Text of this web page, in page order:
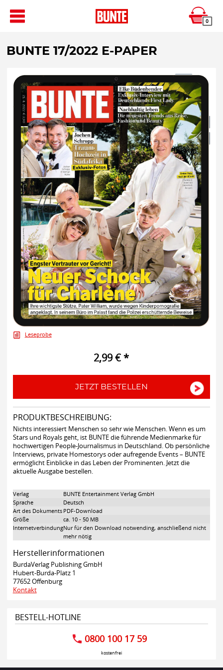
0
BUNTE 17/2022 E-PAPER
Leseprobe
2,99 € *
JETZT BESTELLEN
PRODUKTBESCHREIBUNG:
Nichts interessiert Menschen so sehr wie Menschen. Wenn es um
Stars und Royals geht, ist BUNTE die führende Medienmarke für
hochwertigen People-Journalismus in Deutschland. Ob persönliche
Interviews, private Homestorys oder aufregende Events – BUNTE
ermöglicht Einblicke in das Leben der Prominenten. Jetzt die
aktuelle Ausgabe bestellen.
Verlag
BUNTE Entertainment Verlag GmbH
Sprache
Deutsch
Art des Dokuments PDF-Download
Größe
ca. 10 - 50 MB
InternetverbindungNur für den Download notwending, anschließend nicht
mehr nötig
Herstellerinformationen
BurdaVerlag Publishing GmbH
Hubert-Burda-Platz 1
77652 Offenburg
Kontakt
BESTELL-HOTLINE
0800 100 17 59
kostenfrei